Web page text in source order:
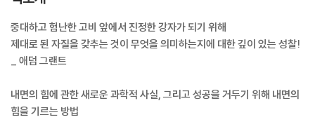
중대하고 험난한 고비 앞에서 진정한 강자가 되기 위해
제대로 된 자질을 갖추는 것이 무엇을 의미하는지에 대한 깊이 있는 성찰!
_ 애덤 그랜트
내면의 힘에 관한 새로운 과학적 사실, 그리고 성공을 거두기 위해 내면의
힘을 기르는 방법